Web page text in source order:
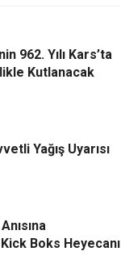
962. Yılı Kars’ta
Kutlanacak
Yağış Uyarısı
Boks Heyecanı